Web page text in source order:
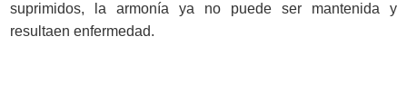
suprimidos, la armonía ya no puede ser mantenida y
resultaen enfermedad.